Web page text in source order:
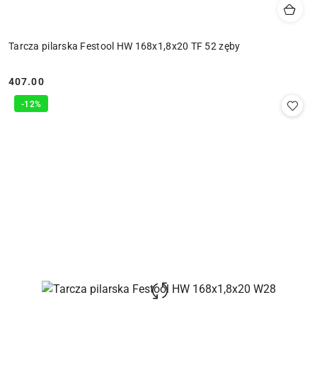
Tarcza pilarska Festool HW 168x1,8x20 TF 52 zęby
Cena:
407.00
-12%